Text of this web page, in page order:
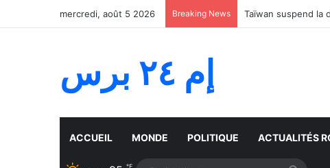
mercredi, août 5 2026 Breaking News Taïwan suspend la
إم ٢٤ برس
ACCUEIL MONDE POLITIQUE ACTUALITÉS
℉